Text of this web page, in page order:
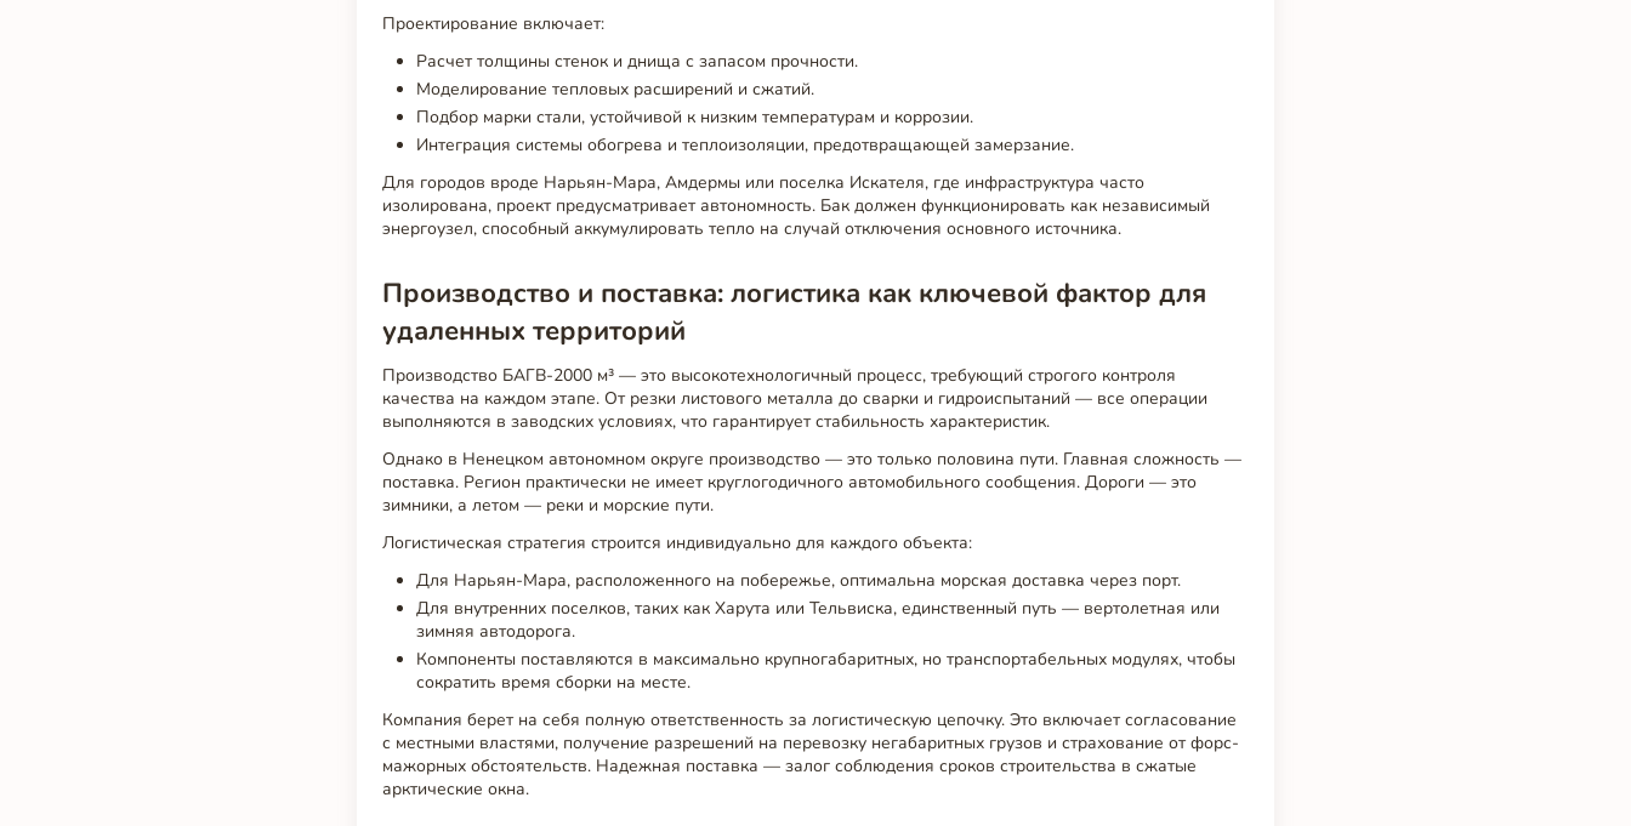
Проектирование включает:
Расчет толщины стенок и днища с запасом прочности.
Моделирование тепловых расширений и сжатий.
Подбор марки стали, устойчивой к низким температурам и коррозии.
Интеграция системы обогрева и теплоизоляции, предотвращающей замерзание.
Для городов вроде Нарьян-Мара, Амдермы или поселка Искателя, где инфраструктура часто
изолирована, проект предусматривает автономность. Бак должен функционировать как независимый
энергоузел, способный аккумулировать тепло на случай отключения основного источника.
Производство и поставка: логистика как ключевой фактор для
удаленных территорий
Производство БАГВ-2000 м³ — это высокотехнологичный процесс, требующий строгого контроля
качества на каждом этапе. От резки листового металла до сварки и гидроиспытаний — все операции
выполняются в заводских условиях, что гарантирует стабильность характеристик.
Однако в Ненецком автономном округе производство — это только половина пути. Главная сложность —
поставка. Регион практически не имеет круглогодичного автомобильного сообщения. Дороги — это
зимники, а летом — реки и морские пути.
Логистическая стратегия строится индивидуально для каждого объекта:
Для Нарьян-Мара, расположенного на побережье, оптимальна морская доставка через порт.
Для внутренних поселков, таких как Харута или Тельвиска, единственный путь — вертолетная или
зимняя автодорога.
Компоненты поставляются в максимально крупногабаритных, но транспортабельных модулях, чтобы
сократить время сборки на месте.
Компания берет на себя полную ответственность за логистическую цепочку. Это включает согласование
с местными властями, получение разрешений на перевозку негабаритных грузов и страхование от форс-
мажорных обстоятельств. Надежная поставка — залог соблюдения сроков строительства в сжатые
арктические окна.